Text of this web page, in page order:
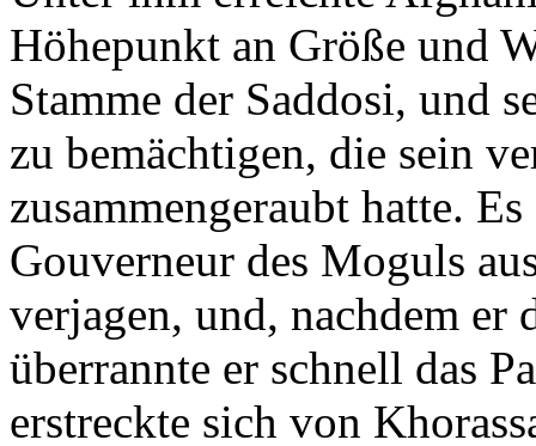
Höhepunkt an Größe und
Stamme der Saddosi, und
zu bemächtigen, die sein
zusammengeraubt hatte.
Gouverneur des Moguls
verjagen, und, nachdem er
überrannte er schnell das
erstreckte sich von